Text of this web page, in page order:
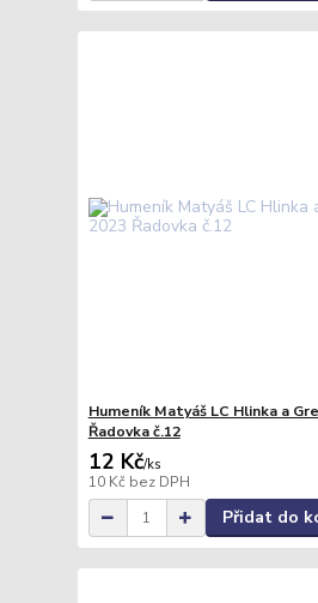
Humeník Matyáš LC Hlinka a
Řadovka č.12
12 Kč/ks
10 Kč bez DPH
Přidat do